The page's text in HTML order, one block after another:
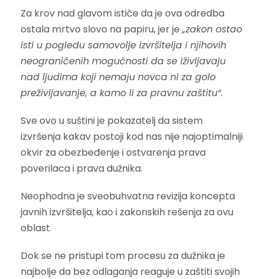
Za krov nad glavom ističe da je ova odredba
ostala mrtvo slovo na papiru, jer je„zakon ostao
isti u pogledu samovolje izvršitelja i njihovih
neograničenih mogućnosti da se iživljavaju
nad ljudima koji nemaju novca ni za golo
preživljavanje, a kamo li za pravnu zaštitu“.
Sve ovo u suštini je pokazatelj da sistem
izvršenja kakav postoji kod nas nije najoptimalniji
okvir za obezbeđenje i ostvarenja prava
poverilaca i prava dužnika.
Neophodna je sveobuhvatna revizija koncepta
javnih izvršitelja, kao i zakonskih rešenja za ovu
oblast.
Dok se ne pristupi tom procesu za dužnika je
najbolje da bez odlaganja reaguje u zaštiti svojih